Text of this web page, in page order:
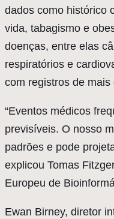
dados como histórico
vida, tabagismo e
doenças, entre elas
respiratórios e
com registros de
“Eventos médicos
previsíveis. O nosso
padrões e pode
explicou Tomas
Europeu de
Ewan Birney, diretor